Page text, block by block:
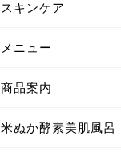
スキンケア
メニュー
商品案内
米ぬか酵素美肌風呂